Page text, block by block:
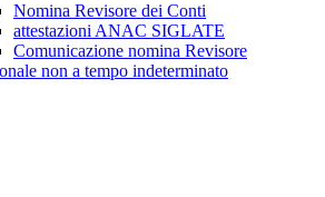
Nomina Revisore dei Conti
attestazioni ANAC SIGLATE
Comunicazione nomina Revisore
non a tempo indeterminato